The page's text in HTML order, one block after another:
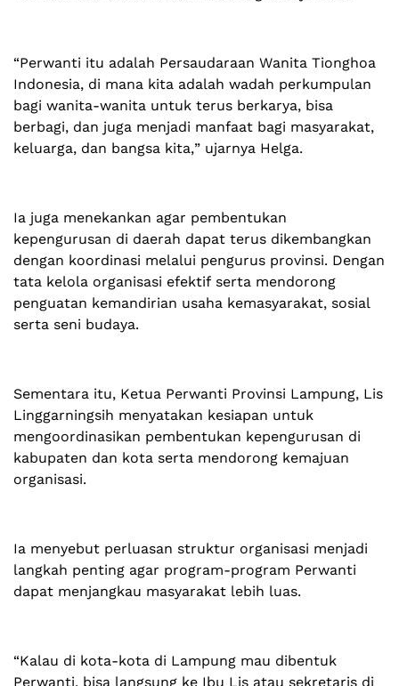
“Perwanti itu adalah Persaudaraan Wanita Tionghoa
Indonesia, di mana kita adalah wadah perkumpulan
bagi wanita-wanita untuk terus berkarya, bisa
berbagi, dan juga menjadi manfaat bagi masyarakat,
keluarga, dan bangsa kita,” ujarnya Helga.
Ia juga menekankan agar pembentukan
kepengurusan di daerah dapat terus dikembangkan
dengan koordinasi melalui pengurus provinsi. Dengan
tata kelola organisasi efektif serta mendorong
penguatan kemandirian usaha kemasyarakat, sosial
serta seni budaya.
Sementara itu, Ketua Perwanti Provinsi Lampung, Lis
Linggarningsih menyatakan kesiapan untuk
mengoordinasikan pembentukan kepengurusan di
kabupaten dan kota serta mendorong kemajuan
organisasi.
Ia menyebut perluasan struktur organisasi menjadi
langkah penting agar program-program Perwanti
dapat menjangkau masyarakat lebih luas.
“Kalau di kota-kota di Lampung mau dibentuk
Perwanti, bisa langsung ke Ibu Lis atau sekretaris di